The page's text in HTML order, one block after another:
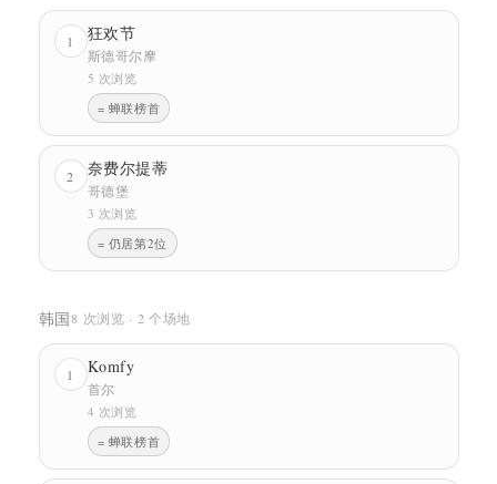
1 狂欢节
斯德哥尔摩
5 次浏览
= 蝉联榜首
2 奈费尔提蒂
哥德堡
3 次浏览
= 仍居第2位
韩国8 次浏览 · 2 个场地
1 Komfy
首尔
4 次浏览
= 蝉联榜首